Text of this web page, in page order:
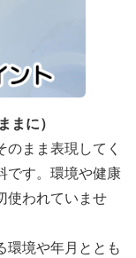
に）
まま表現してく
です。環境や健康
使われていませ
環境や年月ととも